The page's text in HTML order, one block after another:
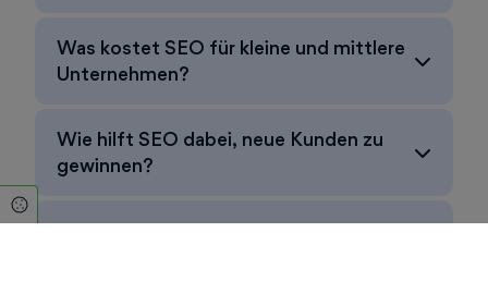
Was kostet SEO für kleine und mittlere
Unternehmen?
Wie hilft SEO dabei, neue Kunden zu
gewinnen?
Was passiert, wenn ich mit SEO wieder